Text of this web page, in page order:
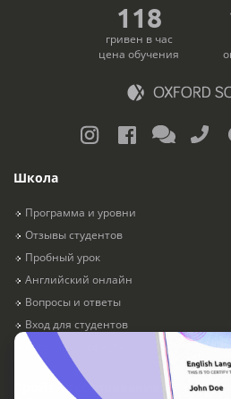
118
гривен в час
цена обучения
Школа
Программа и уровни
Отзывы студентов
Пробный урок
Английский онлайн
Вопросы и ответы
Вход для студентов
Публичная оферта
Пройти тестирование